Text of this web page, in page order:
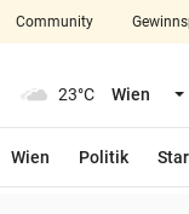
closeSchließen
arrow_right
Community
23°C Wien
Wien Politik